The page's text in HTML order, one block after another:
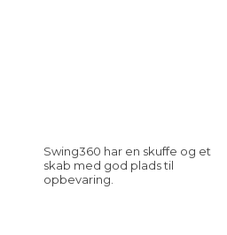
Swing360 har en skuffe og et
skab med god plads til
opbevaring.